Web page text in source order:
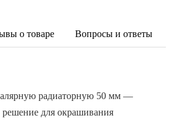
о товаре Вопросы и ответы
радиаторную 50 мм —
решение для окрашивания